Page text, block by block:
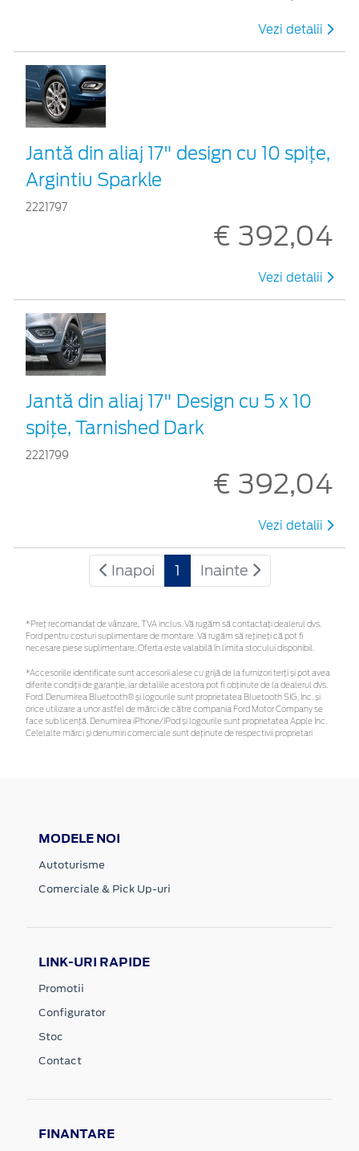
Vezi detalii
Jantă din aliaj 17" design cu 10 spițe,
Argintiu Sparkle
2221797
€ 392,04
Vezi detalii
Jantă din aliaj 17" Design cu 5 x 10
spițe, Tarnished Dark
2221799
€ 392,04
Vezi detalii
Inapoi 1 Inainte
*Preţ recomandat de vânzare, TVA inclus. Vă rugăm să contactaţi dealerul dvs.
Ford pentru costuri suplimentare de montare. Vă rugăm să rețineți că pot fi
necesare piese suplimentare. Oferta este valabilă în limita stocului disponibil.
*Accesoriile identificate sunt accesorii alese cu grijă de la furnizori terți și pot avea
diferite condiții de garanție, iar detaliile acestora pot fi obținute de la dealerul dvs.
Ford. Denumirea Bluetooth® și logourile sunt proprietatea Bluetooth SIG, Inc. și
orice utilizare a unor astfel de mărci de către compania Ford Motor Company se
face sub licență. Denumirea iPhone/iPod și logourile sunt proprietatea Apple Inc.
Celelalte mărci și denumiri comerciale sunt deținute de respectivii proprietari
MODELE NOI
Autoturisme
Comerciale & Pick Up-uri
LINK-URI RAPIDE
Promotii
Configurator
Stoc
Contact
FINANTARE